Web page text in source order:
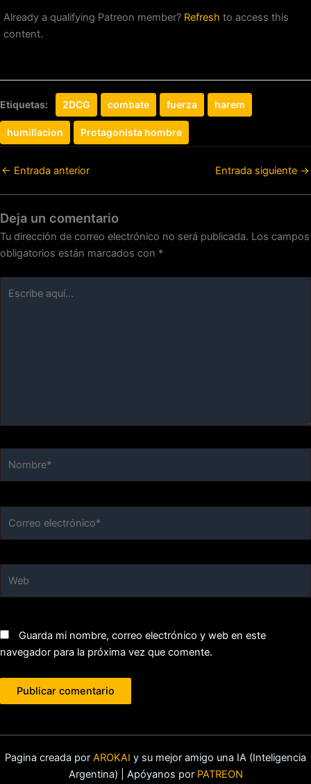
Already a qualifying Patreon member? Refresh to access this
content.
Etiquetas: 2DCG combate fuerza harem
humillacion Protagonista hombre
← Entrada anterior Entrada siguiente →
Deja un comentario
Tu dirección de correo electrónico no será publicada. Los campos
obligatorios están marcados con *
aquí...
electrónico*
Guarda mi nombre, correo electrónico y web en este
navegador para la próxima vez que comente.
Pagina creada por AROKAI y su mejor amigo una IA (Inteligencia
Argentina) | Apóyanos por PATREON